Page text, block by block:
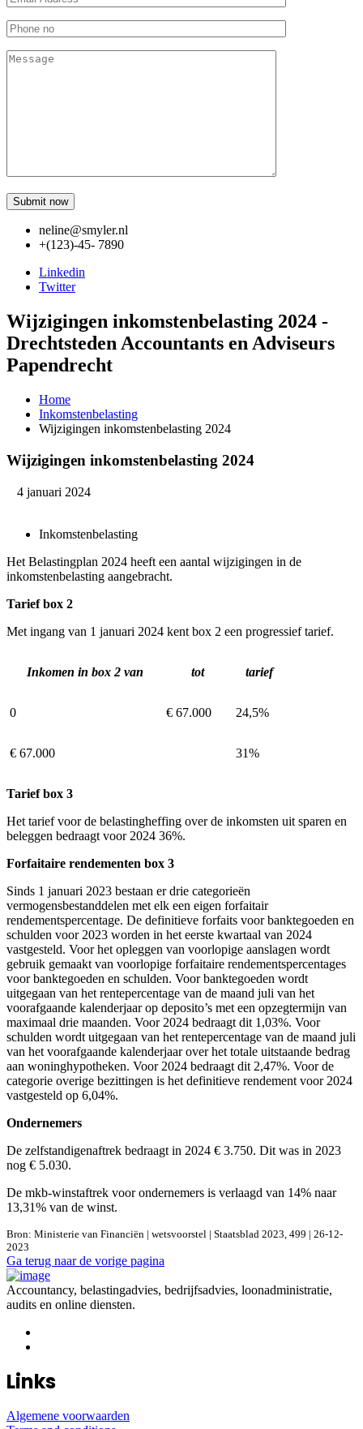
neline@smyler.nl
+(123)-45- 7890
Linkedin
Twitter
Wijzigingen inkomstenbelasting 2024 -
Drechtsteden Accountants en Adviseurs
Papendrecht
Home
Inkomstenbelasting
Wijzigingen inkomstenbelasting 2024
Wijzigingen inkomstenbelasting 2024
4 januari 2024
Inkomstenbelasting
Het Belastingplan 2024 heeft een aantal wijzigingen in de
inkomstenbelasting aangebracht.
Tarief box 2
Met ingang van 1 januari 2024 kent box 2 een progressief tarief.
Inkomen in box 2 van tot tarief
0 € 67.000 24,5%
€ 67.000 31%
Tarief box 3
Het tarief voor de belastingheffing over de inkomsten uit sparen en
beleggen bedraagt voor 2024 36%.
Forfaitaire rendementen box 3
Sinds 1 januari 2023 bestaan er drie categorieën
vermogensbestanddelen met elk een eigen forfaitair
rendementspercentage. De definitieve forfaits voor banktegoeden en
schulden voor 2023 worden in het eerste kwartaal van 2024
vastgesteld. Voor het opleggen van voorlopige aanslagen wordt
gebruik gemaakt van voorlopige forfaitaire rendementspercentages
voor banktegoeden en schulden. Voor banktegoeden wordt
uitgegaan van het rentepercentage van de maand juli van het
voorafgaande kalenderjaar op deposito’s met een opzegtermijn van
maximaal drie maanden. Voor 2024 bedraagt dit 1,03%. Voor
schulden wordt uitgegaan van het rentepercentage van de maand juli
van het voorafgaande kalenderjaar over het totale uitstaande bedrag
aan woninghypotheken. Voor 2024 bedraagt dit 2,47%. Voor de
categorie overige bezittingen is het definitieve rendement voor 2024
vastgesteld op 6,04%.
Ondernemers
De zelfstandigenaftrek bedraagt in 2024 € 3.750. Dit was in 2023
nog € 5.030.
De mkb-winstaftrek voor ondernemers is verlaagd van 14% naar
13,31% van de winst.
Bron: Ministerie van Financiën | wetsvoorstel | Staatsblad 2023, 499 | 26-12-
2023
Ga terug naar de vorige pagina
Accountancy, belastingadvies, bedrijfsadvies, loonadministratie,
audits en online diensten.
Links
Algemene voorwaarden